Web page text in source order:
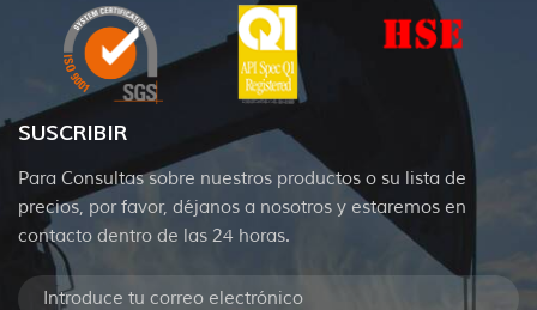
SUSCRIBIR
Para Consultas sobre nuestros productos o su lista de
precios, por favor, déjanos a nosotros y estaremos en
contacto dentro de las 24 horas.